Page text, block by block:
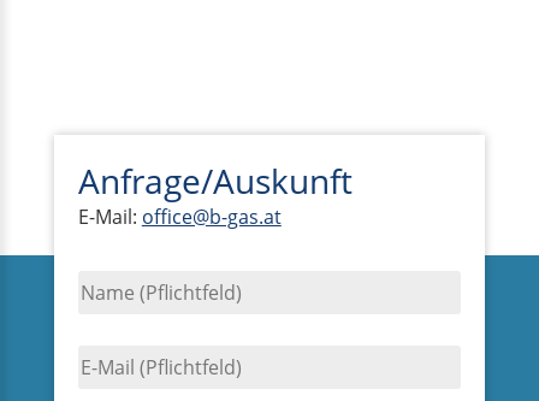
Anfrage/Auskunft
E-Mail: office@b-gas.at